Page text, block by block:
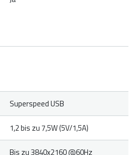
Superspeed USB
1,2 bis zu 7,5W (5V/1,5A)
Bis zu 3840x2160 @60Hz